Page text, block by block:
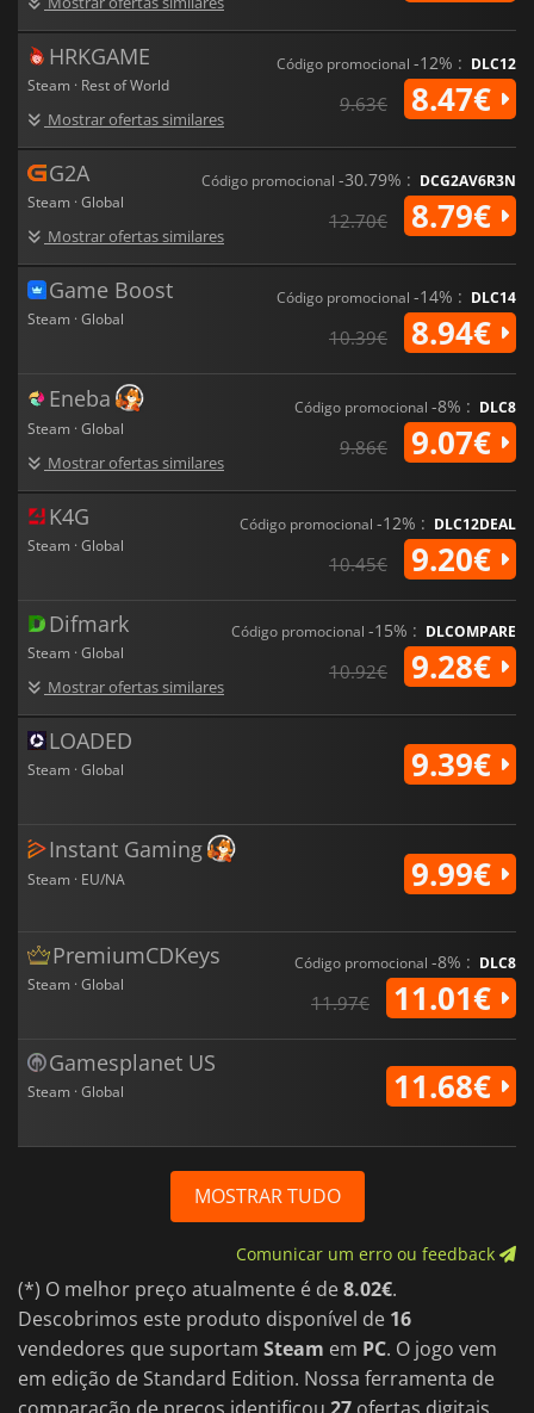
HRKGAME
Steam · Rest of World
Mostrar ofertas similares
Código promocional -12% : DLC12
9.63€ 8.47€
G2A
Steam · Global
Mostrar ofertas similares
Código promocional -30.79% : DCG2AV6R3N
12.70€ 8.79€
Game Boost
Steam · Global
Código promocional -14% : DLC14
10.39€ 8.94€
Eneba
Steam · Global
Mostrar ofertas similares
Código promocional -8% : DLC8
9.86€ 9.07€
K4G
Steam · Global
Código promocional -12% : DLC12DEAL
10.45€ 9.20€
Difmark
Steam · Global
Mostrar ofertas similares
Código promocional -15% : DLCOMPARE
10.92€ 9.28€
LOADED
Steam · Global 9.39€
Instant Gaming
Steam · EU/NA 9.99€
PremiumCDKeys
Steam · Global
Código promocional -8% : DLC8
11.97€ 11.01€
Gamesplanet US
Steam · Global 11.68€
MOSTRAR TUDO
Comunicar um erro ou feedback
(*) O melhor preço atualmente é de8.02€.
Descobrimos este produto disponível de 16
vendedores que suportam Steam em PC. O jogo vem
em edição de Standard Edition. Nossa ferramenta de
comparação de preços identificou 27 ofertas digitais.